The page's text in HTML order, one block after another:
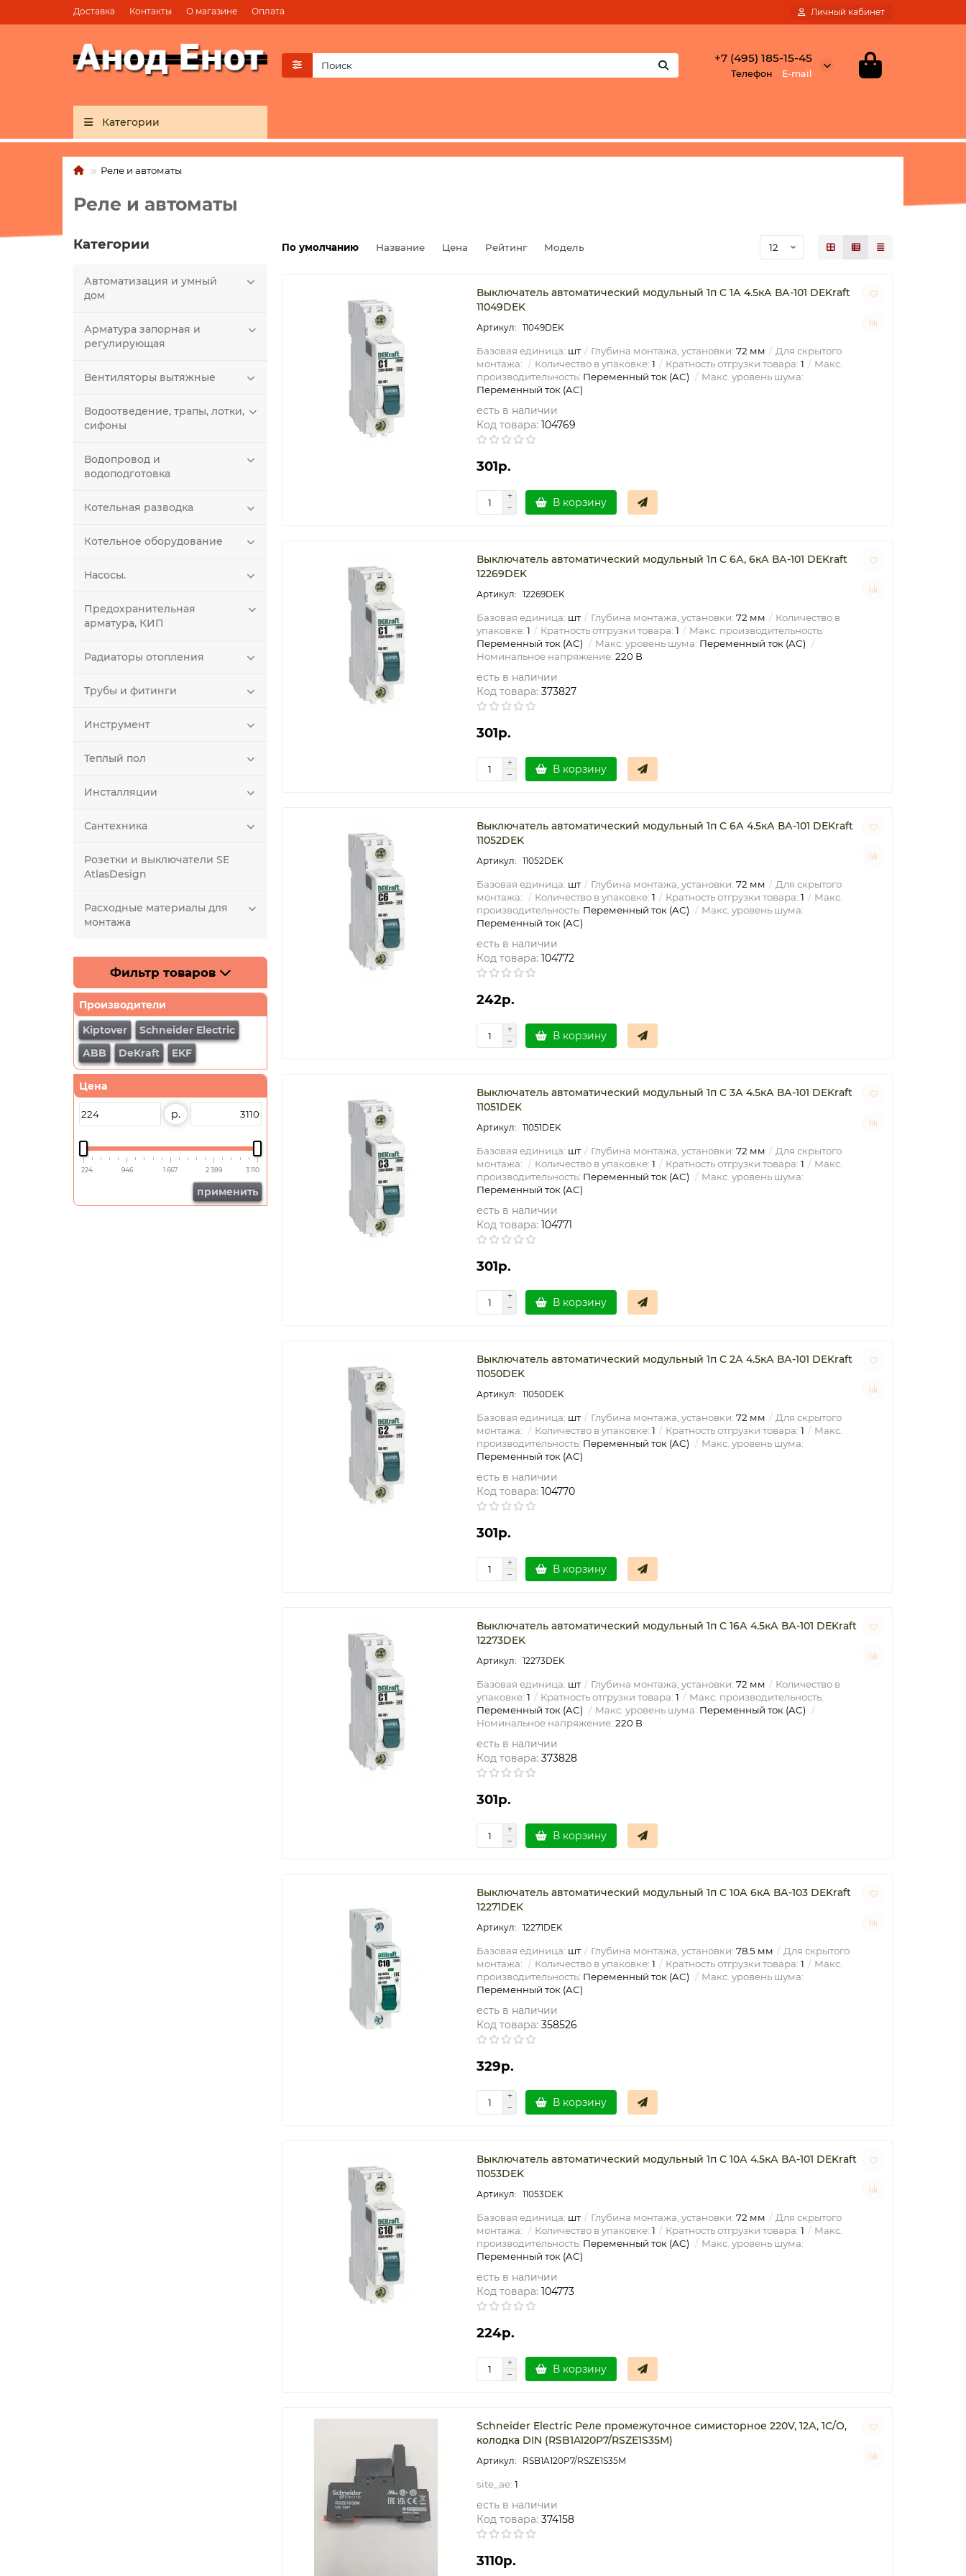
Доставка Контакты О магазине Оплата Личный кабинет
+7 (495) 185-15-45
Телефон E-mail
Категории
Реле и автоматы
Реле и автоматы
Категории
Автоматизация и умный
дом
Арматура запорная и
регулирующая
Вентиляторы вытяжные
Водоотведение, трапы, лотки,
сифоны
Водопровод и
водоподготовка
Котельная разводка
Котельное оборудование
Насосы.
Предохранительная
арматура, КИП
Радиаторы отопления
Трубы и фитинги
Инструмент
Теплый пол
Инсталляции
Сантехника
Розетки и выключатели SE
AtlasDesign
Расходные материалы для
монтажа
Фильтр товаров
Производители
Kiptover
Schneider Electric
ABB
DeKraft EKF
Цена
р.
224 946 1 667 2 389 3 110
применить
По умолчанию Название Цена Рейтинг Модель
Выключатель автоматический модульный 1п C 1А 4.5кА ВА-101 DEKraft
11049DEK
11049DEK
Базовая единица: шт Глубина монтажа, установки: 72 мм
Для скрытого
монтажа:
Количество в упаковке: 1 Кратность отгрузки товара: 1
Макс.
производительность: Переменный ток (AC)
Макс. уровень шума:
Переменный ток (AC)
есть в наличии
Код товара: 104769
301р.
В корзину
Выключатель автоматический модульный 1п C 6А, 6кА ВА-101 DEKraft
12269DEK
12269DEK
Базовая единица: шт Глубина монтажа, установки: 72 мм
Количество в
упаковке: 1 Кратность отгрузки товара: 1
Макс. производительность:
Переменный ток (AC)
Макс. уровень шума: Переменный ток (AC)
Номинальное напряжение: 220 В
есть в наличии
Код товара: 373827
301р.
В корзину
Выключатель автоматический модульный 1п C 6А 4.5кА ВА-101 DEKraft
11052DEK
11052DEK
Базовая единица: шт Глубина монтажа, установки: 72 мм
Для скрытого
монтажа:
Количество в упаковке: 1 Кратность отгрузки товара: 1
Макс.
производительность: Переменный ток (AC)
Макс. уровень шума:
Переменный ток (AC)
есть в наличии
Код товара: 104772
242р.
В корзину
Выключатель автоматический модульный 1п C 3А 4.5кА ВА-101 DEKraft
11051DEK
11051DEK
Базовая единица: шт Глубина монтажа, установки: 72 мм
Для скрытого
монтажа:
Количество в упаковке: 1 Кратность отгрузки товара: 1
Макс.
производительность: Переменный ток (AC)
Макс. уровень шума:
Переменный ток (AC)
есть в наличии
Код товара: 104771
301р.
В корзину
Выключатель автоматический модульный 1п C 2А 4.5кА ВА-101 DEKraft
11050DEK
11050DEK
Базовая единица: шт Глубина монтажа, установки: 72 мм
Для скрытого
монтажа:
Количество в упаковке: 1 Кратность отгрузки товара: 1
Макс.
производительность: Переменный ток (AC)
Макс. уровень шума:
Переменный ток (AC)
есть в наличии
Код товара: 104770
301р.
В корзину
Выключатель автоматический модульный 1п C 16А 4.5кА ВА-101 DEKraft
12273DEK
12273DEK
Базовая единица: шт Глубина монтажа, установки: 72 мм
Количество в
упаковке: 1 Кратность отгрузки товара: 1
Макс. производительность:
Переменный ток (AC)
Макс. уровень шума: Переменный ток (AC)
Номинальное напряжение: 220 В
есть в наличии
Код товара: 373828
301р.
В корзину
Выключатель автоматический модульный 1п C 10А 6кА ВА-103 DEKraft
12271DEK
12271DEK
Базовая единица: шт Глубина монтажа, установки: 78.5 мм
Для скрытого
монтажа:
Количество в упаковке: 1 Кратность отгрузки товара: 1
Макс.
производительность: Переменный ток (AC)
Макс. уровень шума:
Переменный ток (AC)
есть в наличии
Код товара: 358526
329р.
В корзину
Выключатель автоматический модульный 1п C 10А 4.5кА ВА-101 DEKraft
11053DEK
11053DEK
Базовая единица: шт Глубина монтажа, установки: 72 мм
Для скрытого
монтажа:
Количество в упаковке: 1 Кратность отгрузки товара: 1
Макс.
производительность: Переменный ток (AC)
Макс. уровень шума:
Переменный ток (AC)
есть в наличии
Код товара: 104773
224р.
В корзину
Schneider Electric Реле промежуточное симисторное 220V, 12А, 1С/О,
колодка DIN (RSB1A120P7/RSZE1S35M)
RSB1A120P7/RSZE1S35M
site_ae: 1
есть в наличии
Код товара: 374158
3110р.